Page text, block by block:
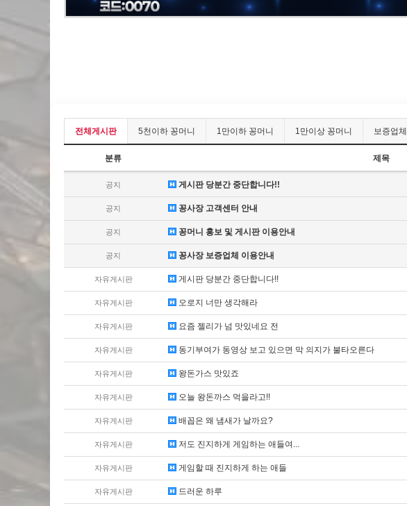
전체게시판 5천이하 꽁머니 1만이하 꽁머니 1만이상 꽁머니 보증업체
분류 제목
공지 게시판 당분간 중단합니다!!
공지 꽁사장 고객센터 안내
공지 꽁머니 홍보 및 게시판 이용안내
공지 꽁사장 보증업체 이용안내
자유게시판 게시판 당분간 중단합니다!!
자유게시판 오로지 너만 생각해라
자유게시판 요즘 젤리가 넘 맛있네요 전
자유게시판 동기부여가 동영상 보고 있으면 막 의지가 불타오른다
자유게시판 왕돈가스 맛있죠
자유게시판 오늘 왕돈까스 먹을라고!!
자유게시판 배꼽은 왜 냄새가 날까요?
자유게시판 저도 진지하게 게임하는 애들여...
자유게시판 게임할 때 진지하게 하는 애들
자유게시판 드러운 하루